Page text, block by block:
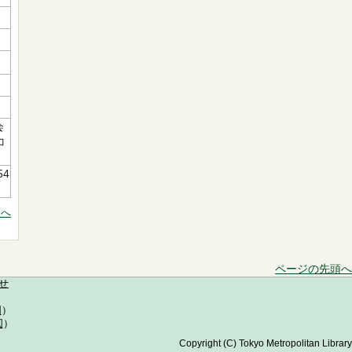
ページの先頭へ
）
）
Copyright (C) Tokyo Metropolitan Library